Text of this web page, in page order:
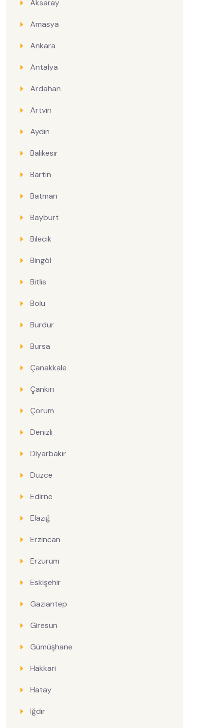
Aksaray
Amasya
Ankara
Antalya
Ardahan
Artvin
Aydın
Balıkesir
Bartın
Batman
Bayburt
Bilecik
Bingöl
Bitlis
Bolu
Burdur
Bursa
Çanakkale
Çankırı
Çorum
Denizli
Diyarbakır
Düzce
Edirne
Elazığ
Erzincan
Erzurum
Eskişehir
Gaziantep
Giresun
Gümüşhane
Hakkari
Hatay
Iğdır